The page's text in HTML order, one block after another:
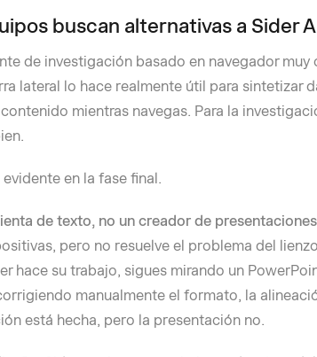
buscan alternativas a Sider
de investigación basado en navegador muy
lateral lo hace realmente útil para sintetizar
mientras navegas. Para la
en la fase final.
de texto, no un creador de
pero no resuelve el problema del
hace su trabajo, sigues mirando un
manualmente el formato, la
está hecha, pero la presentación no.